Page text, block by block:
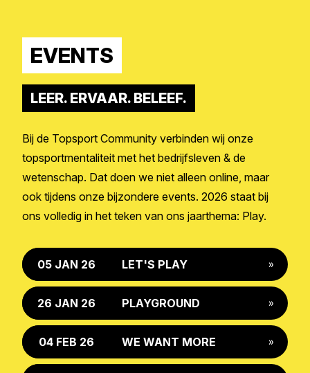
EVENTS
LEER. ERVAAR. BELEEF.
Bij de Topsport Community verbinden wij onze
topsportmentaliteit met het bedrijfsleven & de
wetenschap. Dat doen we niet alleen online, maar
ook tijdens onze bijzondere events. 2026 staat bij
ons volledig in het teken van ons jaarthema: Play.
05 JAN 26 LET'S PLAY »
26 JAN 26 PLAYGROUND »
04 FEB 26 WE WANT MORE »